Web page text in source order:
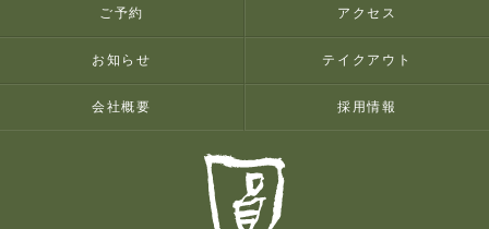
ご予約 アクセス
お知らせ テイクアウト
会社概要 採用情報